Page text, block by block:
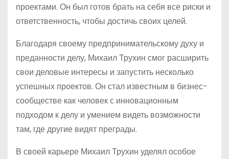
проектами. Он был готов брать на себя все риски и
ответственность, чтобы достичь своих целей.
Благодаря своему предпринимательскому духу и
преданности делу, Михаил Трухин смог расширить
свои деловые интересы и запустить несколько
успешных проектов. Он стал известным в бизнес-
сообществе как человек с инновационным
подходом к делу и умением видеть возможности
там, где другие видят преграды.
В своей карьере Михаил Трухин уделял особое